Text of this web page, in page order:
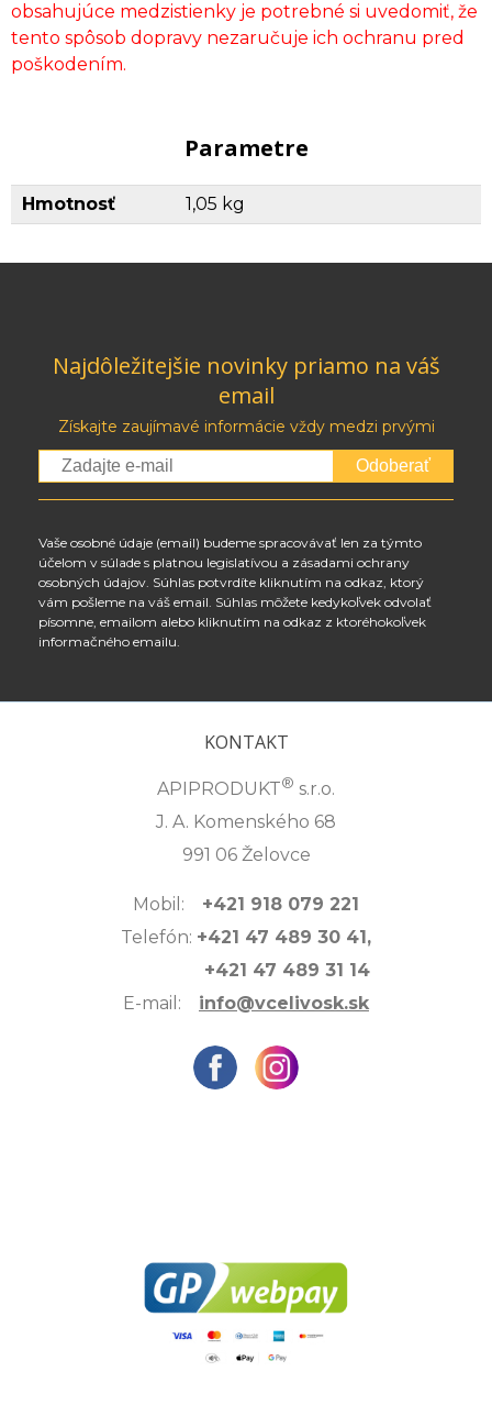
obsahujúce medzistienky je potrebné si uvedomiť, že
tento spôsob dopravy nezaručuje ich ochranu pred
poškodením.
Parametre
Hmotnosť 1,05 kg
Najdôležitejšie novinky priamo na váš
email
Získajte zaujímavé informácie vždy medzi prvými
Odoberať
Vaše osobné údaje (email) budeme spracovávať len za týmto
účelom v súlade s platnou legislatívou a zásadami ochrany
osobných údajov. Súhlas potvrdíte kliknutím na odkaz, ktorý
vám pošleme na váš email. Súhlas môžete kedykoľvek odvolať
písomne, emailom alebo kliknutím na odkaz z ktoréhokoľvek
informačného emailu.
KONTAKT
APIPRODUKT® s.r.o.
J. A. Komenského 68
991 06 Želovce
Mobil: +421 918 079 221
Telefón: +421 47 489 30 41,
+421 47 489 31 14
E-mail: info@vcelivosk.sk